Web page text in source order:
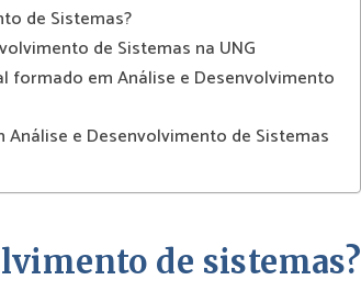
de Sistemas?
de Sistemas na UNG
formado em Análise e Desenvolvimento
e Desenvolvimento de Sistemas
de sistemas?